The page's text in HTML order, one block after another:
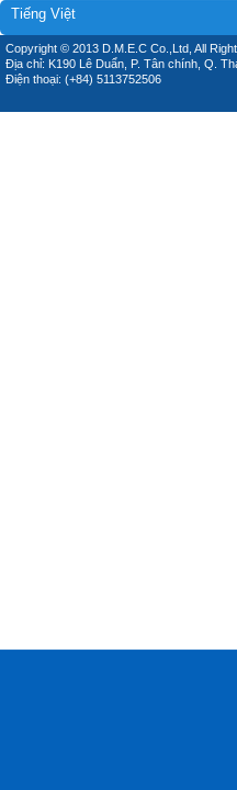
Tiếng Việt
Copyright © 2013 D.M.E.C Co.,Ltd, All
Địa chỉ: K190 Lê Duẩn, P. Tân chính, Q.
Điện thoại: (+84) 5113752506